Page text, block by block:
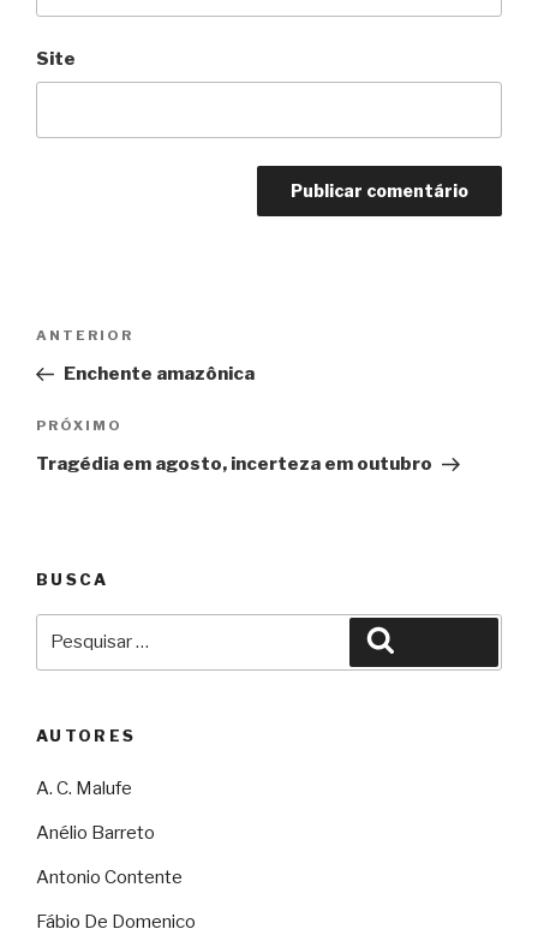
Site
Post
Anterior
ANTERIOR
Enchente amazônica
Próximo
PRÓXIMO
Tragédia em agosto, incerteza em outubro
BUSCA
AUTORES
A. C. Malufe
Anélio Barreto
Antonio Contente
Fábio De Domenico